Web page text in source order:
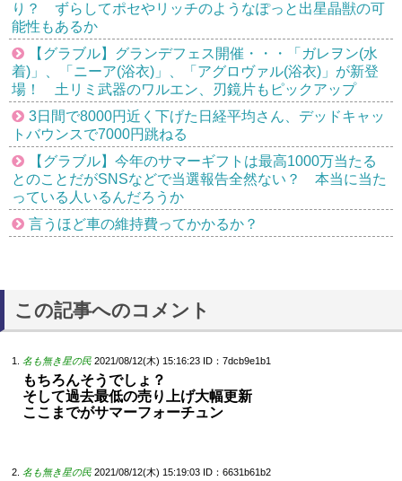
り？ ずらしてポセやリッチのようなぽっと出星晶獣の可
能性もあるか
【グラブル】グランデフェス開催・・・「ガレヲン(水
着)」、「ニーア(浴衣)」、「アグロヴァル(浴衣)」が新登
場！ 土リミ武器のワルエン、刃鏡片もピックアップ
3日間で8000円近く下げた日経平均さん、デッドキャッ
トバウンスで7000円跳ねる
【グラブル】今年のサマーギフトは最高1000万当たる
とのことだがSNSなどで当選報告全然ない？ 本当に当た
っている人いるんだろうか
言うほど車の維持費ってかかるか？
この記事へのコメント
名も無き星の民 2021/08/12(木) 15:16:23 ID：7dcb9e1b1
もちろんそうでしょ？
そして過去最低の売り上げ大幅更新
ここまでがサマーフォーチュン
名も無き星の民 2021/08/12(木) 15:19:03 ID：6631b61b2